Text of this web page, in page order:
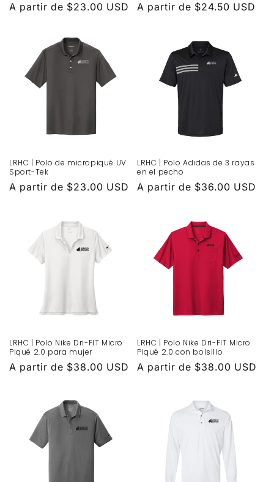
Precio
A partir de $23.00 USD
Precio
A partir de $24.50 USD
LRHC | Polo de micropiqué UV
Sport-Tek
Precio
A partir de $23.00 USD
LRHC | Polo Adidas de 3 rayas
en el pecho
Precio
A partir de $36.00 USD
LRHC | Polo Nike Dri-FIT Micro
Piqué 2.0 para mujer
Precio
A partir de $38.00 USD
LRHC | Polo Nike Dri-FIT Micro
Piqué 2.0 con bolsillo
Precio
A partir de $38.00 USD